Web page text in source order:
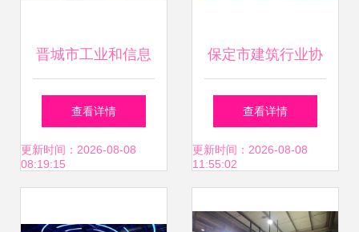
晋城市工业和信息
化局（国资监管）
技术交流赋能地方
查看详情
更新时间：2026-08-08
08:19:15
保定市建筑行业协
会鼎力支持 河北顺
安远大技术交流再
查看详情
更新时间：2026-08-08
11:55:02